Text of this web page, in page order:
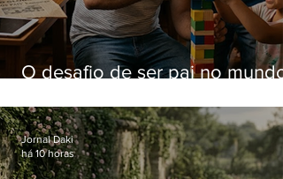
O desafio de ser pai no mundo
Jornal Daki
há 10 horas